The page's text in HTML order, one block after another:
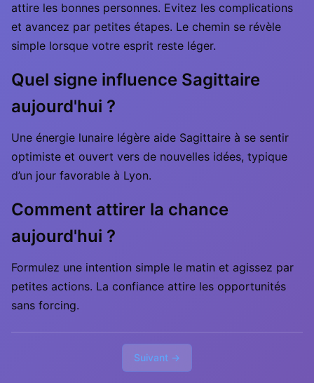
attire les bonnes personnes. Evitez les complications
et avancez par petites étapes. Le chemin se révèle
simple lorsque votre esprit reste léger.
Quel signe influence Sagittaire
aujourd'hui ?
Une énergie lunaire légère aide Sagittaire à se sentir
optimiste et ouvert vers de nouvelles idées, typique
d’un jour favorable à Lyon.
Comment attirer la chance
aujourd'hui ?
Formulez une intention simple le matin et agissez par
petites actions. La confiance attire les opportunités
sans forcing.
Suivant →